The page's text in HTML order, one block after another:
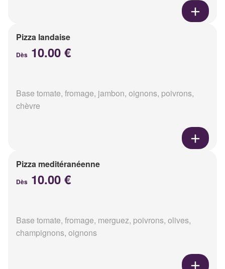
Pizza landaise
Dès 10.00 €
Base tomate, fromage, jambon, oignons, poivrons,
chèvre
Pizza meditéranéenne
Dès 10.00 €
Base tomate, fromage, merguez, poivrons, olives,
champignons, oignons